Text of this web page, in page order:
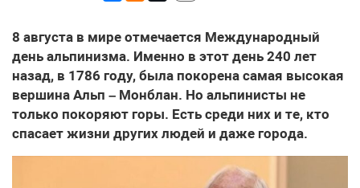
8 августа в мире отмечается Международный
день альпинизма. Именно в этот день 240 лет
назад, в 1786 году, была покорена самая высокая
вершина Альп – Монблан. Но альпинисты не
только покоряют горы. Есть среди них и те, кто
спасает жизни других людей и даже города.